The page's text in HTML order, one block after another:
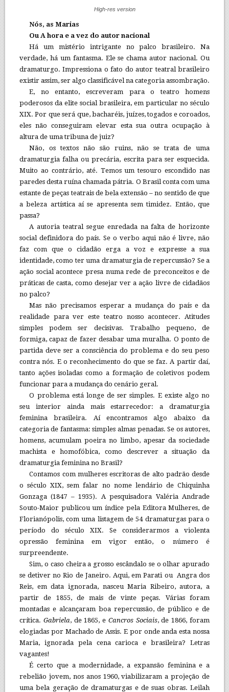
High-res version
Nós, as Marias
Ou A hora e a vez do autor nacional
Há um mistério intrigante no palco brasileiro. Na
verdade, há um fantasma. Ele se chama autor nacional. Ou
dramaturgo. Impressiona o fato do autor teatral brasileiro
existir assim, ser algo classificável na categoria assombração.
E, no entanto, escreveram para o teatro homens
poderosos da elite social brasileira, em particular no século
XIX. Por que será que, bacharéis, juízes, togados e coroados,
eles não conseguiram elevar esta sua outra ocupação à
altura de uma tribuna de juiz?
Não, os textos não são ruins, não se trata de uma
dramaturgia falha ou precária, escrita para ser esquecida.
Muito ao contrário, até. Temos um tesouro escondido nas
paredes desta ruína chamada pátria. O Brasil conta com uma
estante de peças teatrais de bela extensão – no sentido de que
a beleza artística aí se apresenta sem timidez. Então, que
passa?
A autoria teatral segue enredada na falta de horizonte
social definidora do país. Se o verbo aqui não é livre, não
faz com que o cidadão erga a voz e expresse a sua
identidade, como ter uma dramaturgia de repercussão? Se a
ação social acontece presa numa rede de preconceitos e de
práticas de casta, como desejar ver a ação livre de cidadãos
no palco?
Mas não precisamos esperar a mudança do país e da
realidade para ver este teatro nosso acontecer. Atitudes
simples podem ser decisivas. Trabalho pequeno, de
formiga, capaz de fazer desabar uma muralha. O ponto de
partida deve ser a consciência do problema e do seu peso
contra nós. E o reconhecimento do que se faz. A partir daí,
tanto ações isoladas como a formação de coletivos podem
funcionar para a mudança do cenário geral.
O problema está longe de ser simples. E existe algo no
seu interior ainda mais estarrecedor: a dramaturgia
feminina brasileira. Aí encontramos algo abaixo da
categoria de fantasma: simples almas penadas. Se os autores,
homens, acumulam poeira no limbo, apesar da sociedade
machista e homofóbica, como descrever a situação da
dramaturgia feminina no Brasil?
Contamos com mulheres escritoras de alto padrão desde
o século XIX, sem falar no nome lendário de Chiquinha
Gonzaga (1847 – 1935). A pesquisadora Valéria Andrade
Souto-Maior publicou um índice pela Editora Mulheres, de
Florianópolis, com uma listagem de 54 dramaturgas para o
período do século XIX. Se considerarmos a violenta
opressão feminina em vigor então, o número é
surpreendente.
Sim, o caso cheira a grosso escândalo se o olhar apurado
se detiver no Rio de Janeiro. Aqui, em Parati ou Angra dos
Reis, em data ignorada, nasceu Maria Ribeiro, autora, a
partir de 1855, de mais de vinte peças. Várias foram
montadas e alcançaram boa repercussão, de público e de
crítica. Gabriela, de 1865, e Cancros Sociais, de 1866, foram
elogiadas por Machado de Assis. E por onde anda esta nossa
Maria, ignorada pela cena carioca e brasileira? Letras
vagantes!
É certo que a modernidade, a expansão feminina e a
rebelião jovem, nos anos 1960, viabilizaram a projeção de
uma bela geração de dramaturgas e de suas obras. Leilah